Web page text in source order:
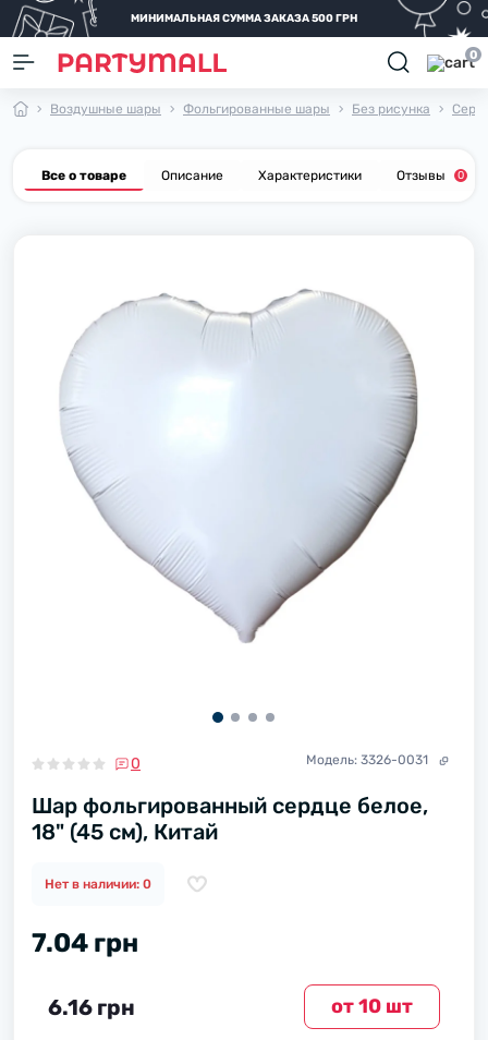
МИНИМАЛЬНАЯ СУММА ЗАКАЗА 500 ГРН
0
Воздушные шары Фольгированные шары Без рисунка
Все о товаре Описание Характеристики Отзывы 0
0 Модель: 3326-0031
Шар фольгированный сердце белое,
18" (45 см), Китай
Нет в наличии: 0
7.04 грн
от 10 шт
6.16 грн